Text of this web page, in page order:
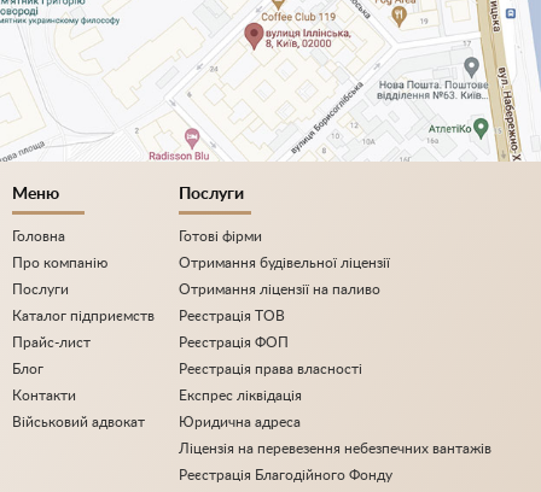
Меню
Головна
Про компанію
Послуги
Каталог підприємств
Прайс-лист
Блог
Контакти
Військовий адвокат
Послуги
Готові фірми
Отримання будівельної ліцензії
Отримання ліцензії на паливо
Реєстрація ТОВ
Реєстрація ФОП
Реєстрація права власності
Експрес ліквідація
Юридична адреса
Ліцензія на перевезення небезпечних вантажів
Реєстрація Благодійного Фонду